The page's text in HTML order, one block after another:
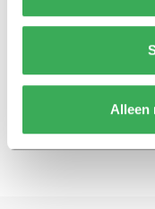
Alleen